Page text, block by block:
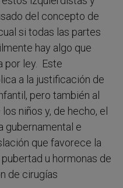
del concepto de
si todas las partes
hay algo que
por ley. Este
a la justificación de
pero también al
niños y, de hecho, el
gubernamental e
que favorece la
u hormonas de
de cirugías